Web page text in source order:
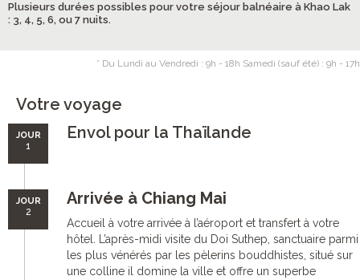
Plusieurs durées possibles pour votre séjour balnéaire à Khao Lak
: 3, 4, 5, 6, ou 7 nuits.
* Du Lundi au Vendredi : 9h - 18h Samedi (sauf été) : 9h - 17h
Votre voyage
JOUR
1
Envol pour la Thaïlande
JOUR
2
Arrivée à Chiang Mai
Accueil à votre arrivée à l’aéroport et transfert à votre
hôtel. L’après-midi visite du Doi Suthep, sanctuaire parmi
les plus vénérés par les pèlerins bouddhistes, situé sur
une colline il domine la ville et offre un superbe